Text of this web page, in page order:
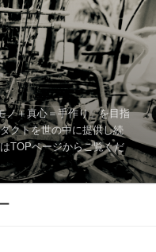
ノ＋真心＝手作り」を目指
クトを世の中に提供し続
TOPページからご覧くだ